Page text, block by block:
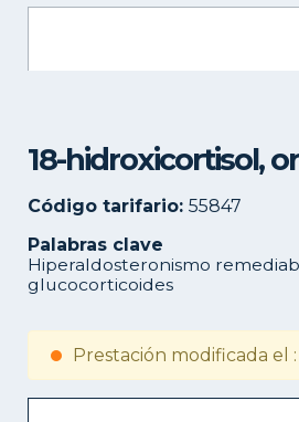
18-hidroxicortisol,
Código tarifario: 55847
Palabras clave
Hiperaldosteronismo
glucocorticoides
Prestación modificada el :